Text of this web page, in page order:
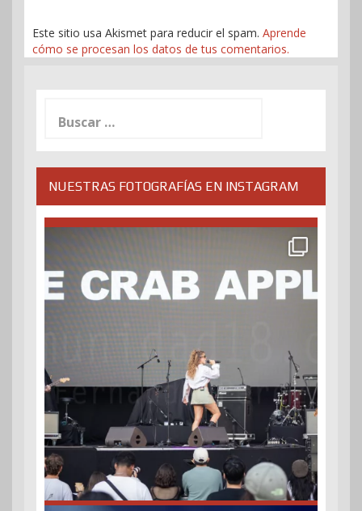
Este sitio usa Akismet para reducir el spam. Aprende
cómo se procesan los datos de tus comentarios.
NUESTRAS FOTOGRAFÍAS EN INSTAGRAM